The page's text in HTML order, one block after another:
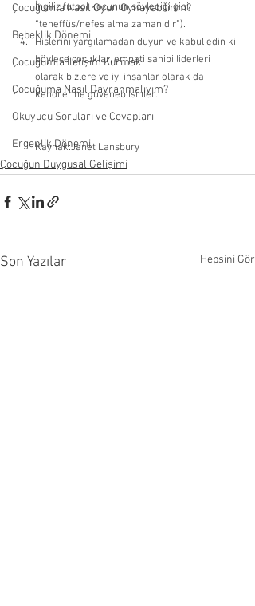
Çocuğumla Nasıl Oyun Oynayabilirim?
Bebeklik Dönemi
Çocuğumla İletişim Kurmak
Çocuğuma Nasıl Davranmalıyım?
Okuyucu Soruları ve Cevapları
Ergenlik Dönemi
İngiliz futbol koçunun söylediği gibi
“teneffüs/nefes alma zamanıdır”).
Hislerini yargılamadan duyun ve kabul edin ki
böylece çocuklar, empati sahibi liderleri
olarak bizlere ve iyi insanlar olarak da
kendilerine güvenebilsinler.
Kaynak:Janet Lansbury
Çocuğun Duygusal Gelişimi
Son Yazılar Hepsini Gör